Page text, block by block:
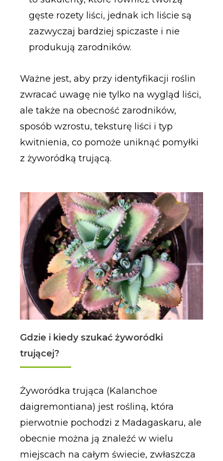
gęste rozety liści, jednak ich liście są
zazwyczaj bardziej spiczaste i nie
produkują zarodników.
Ważne jest, aby przy identyfikacji roślin
zwracać uwagę nie tylko na wygląd liści,
ale także na obecność zarodników,
sposób wzrostu, teksturę liści i typ
kwitnienia, co pomoże uniknąć pomyłki
z żyworódką trującą.
Gdzie i kiedy szukać żyworódki
trującej?
Żyworódka trująca (Kalanchoe
daigremontiana) jest rośliną, która
pierwotnie pochodzi z Madagaskaru, ale
obecnie można ją znaleźć w wielu
miejscach na całym świecie, zwłaszcza